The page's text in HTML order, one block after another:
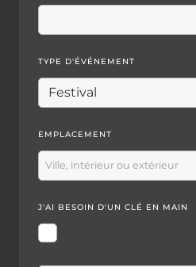
TYPE D'ÉVÉNEMENT
EMPLACEMENT
J'AI BESOIN D'UN CLÉ EN MAIN